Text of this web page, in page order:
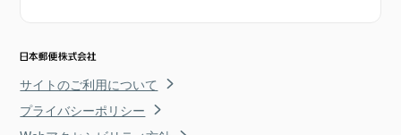
サイトのご利用について
プライバシーポリシー